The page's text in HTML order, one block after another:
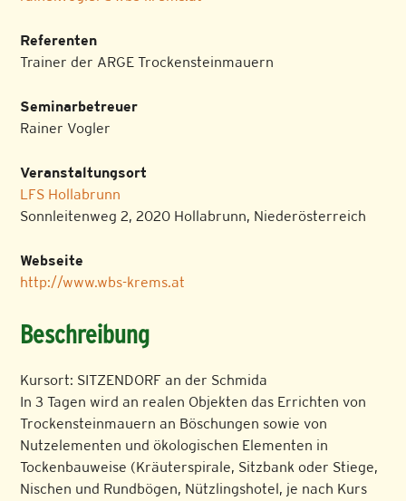
Referenten
Trainer der ARGE Trockensteinmauern
Seminarbetreuer
Rainer Vogler
Veranstaltungsort
LFS Hollabrunn
Sonnleitenweg 2, 2020 Hollabrunn, Niederösterreich
Webseite
http://www.wbs-krems.at
Beschreibung
Kursort: SITZENDORF an der Schmida
In 3 Tagen wird an realen Objekten das Errichten von
Trockensteinmauern an Böschungen sowie von
Nutzelementen und ökologischen Elementen in
Tockenbauweise (Kräuterspirale, Sitzbank oder Stiege,
Nischen und Rundbögen, Nützlingshotel, je nach Kurs